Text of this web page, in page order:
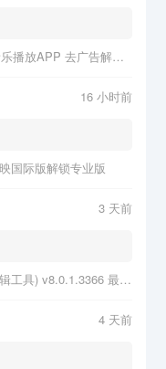
APP 去广告解锁会员版
16 小时前
国际版解锁专业版
3 天前
具) v8.0.1.3366 最新版
4 天前